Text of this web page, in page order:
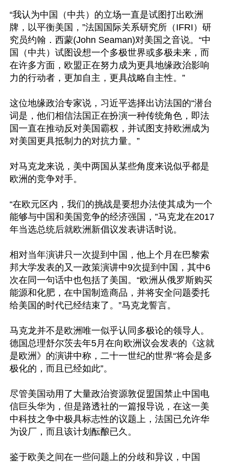
“我认为中国（中共）的立场一直是试图打出欧洲
牌，以平衡美国，”法国国际关系研究所（IFRI）研
究员约翰．西蒙(John Seaman)对美国之音说。“中
国（中共）试图设想一个多极世界或多极未来，而
在许多方面，欧盟正在努力成为更具地缘政治影响
力的行动者，更加自主，更具战略自主性。”
这位地缘政治专家说，习近平选择出访法国的“潜台
词是，他们相信法国正在扮演一种传统角色，即法
国一直在推动反对美国霸权，并试图支持欧洲成为
对美国更具抵制力的对抗力量。”
对马克龙来说，美中两国从某些角度来说似乎都是
欧洲的竞争对手。
“在欧元区内，我们的挑战是要想办法使其成为一个
能够与中国和美国竞争的经济强国，”马克龙在2017
年当选总统后就欧洲新倡议发表讲话时说。
相对当年演讲只一次提到中国，他上个月在巴黎索
邦大学发表的又一政策演讲中9次提到中国，其中6
次在同一句话中也包括了美国。“欧洲从俄罗斯购买
能源和化肥，在中国制造商品，并将安全问题委托
给美国的时代已经结束了。”马克龙誓言。
马克龙并不是欧洲唯一似乎认同多极论的领导人。
德国总理舒尔茨去年5月在向欧洲议会发表的《这就
是欧洲》的演讲中称，二十一世纪的世界“将会是多
极化的，而且已经如此”。
尽管美国动用了大量政治资源敦促盟国禁止中国电
信巨头华为，但是路透社的一篇报导说，在这一美
中科技之争中极具标志性的议题上，法国已允许华
为设厂，而且该计划酝酿已久。
鉴于欧美之间在一些问题上的分歧和异议，中国